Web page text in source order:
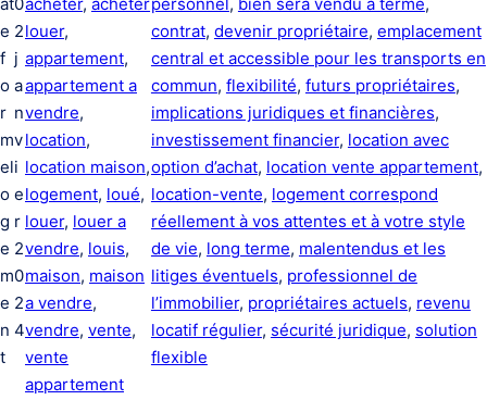
e
f
o
r
m
el
o
g
e
m
e
n
t
2
j
a
n
v
i
e
r
2
0
2
4
louer
appartement
appartement a
vendre
location
location maison ,
logement, loué
louer, louer a
vendre, louis
maison, maison
a vendre
vendre, vente
vente
appartement
contrat, devenir propriétaire, emplacement
central et accessible pour les transports en
commun, flexibilité, futurs propriétaires
implications juridiques et financières
investissement financier, location avec
option d’achat, location vente appartement
location-vente, logement correspond
réellement à vos attentes et à votre style
de vie, long terme, malentendus et les
litiges éventuels, professionnel de
l’immobilier, propriétaires actuels, revenu
locatif régulier, sécurité juridique, solution
flexible